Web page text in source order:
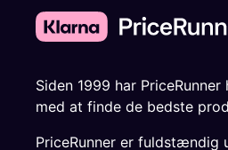
Siden 1999 har
med at finde de bedste
PriceRunner er